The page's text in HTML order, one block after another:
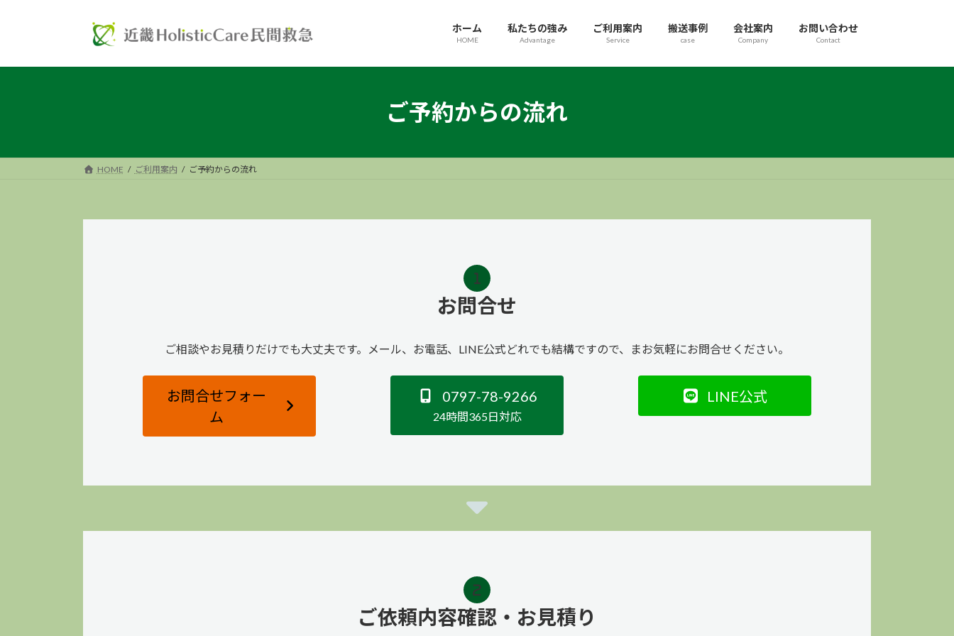
プ
動
ホーム
HOME
私たちの強み
Advantage
ご利用案内
Service
搬送事例
case
会社案内
Company
お問い合わせ
Contact
ご予約からの流れ
HOME ご利用案内 ご予約からの流れ
お問合せ
ご相談やお見積りだけでも大丈夫です。メール、お電話、LINE公式どれでも結構ですので、まお気軽にお問合せください。
お問合せフォー
ム
0797-78-9266
24時間365日対応
LINE公式
ご依頼内容確認・お見積り